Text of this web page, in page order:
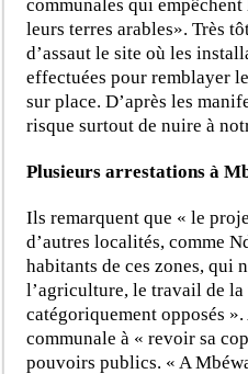
communales qui
leurs terres arables». Très
d’assaut le site où les
effectuées pour remblayer
sur place. D’après les
risque surtout de nuire à
Plusieurs arrestations à
Ils remarquent que « le
d’autres localités, comme
habitants de ces zones, qui
l’agriculture, le travail de la
catégoriquement opposés
communale à « revoir sa
pouvoirs publics. « A